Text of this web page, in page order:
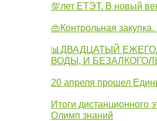
💯лет ЕТЭТ. В новый
👜Контрольная
📊ДВАДЦАТЫЙ
ВОДЫ, И
20 апреля прошел
Итоги дистанционного
Олимп знаний